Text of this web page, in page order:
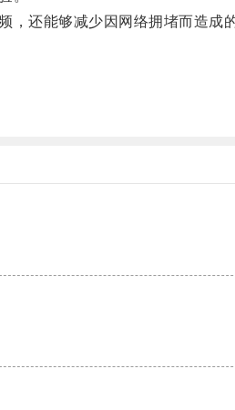
能够减少因网络拥堵而造成